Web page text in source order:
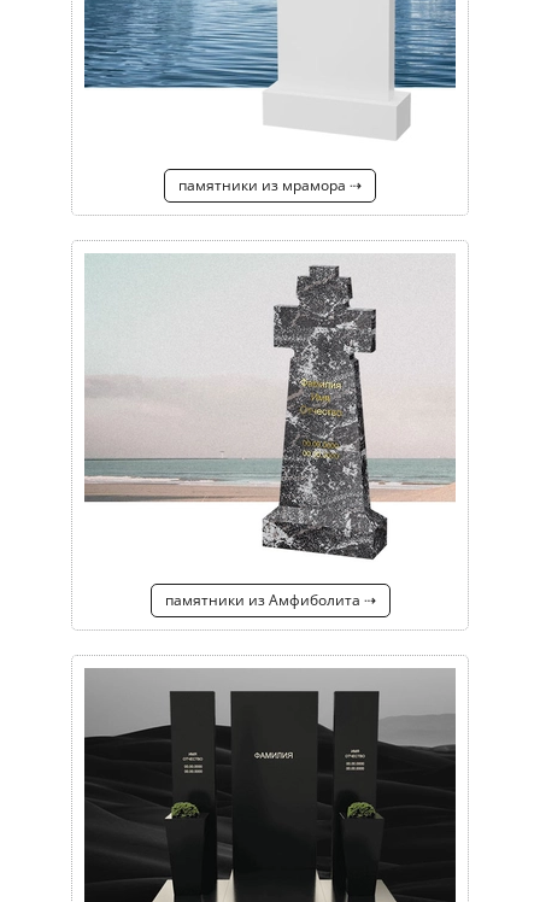
памятники из мрамора ⇢
памятники из Амфиболита ⇢